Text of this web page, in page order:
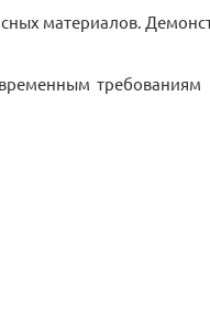
материалов.
требованиям